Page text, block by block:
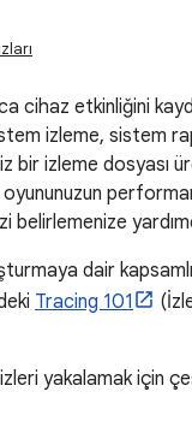
cihaz etkinliğini
izleme, sistem
bir izleme dosyası
oyununuzun
belirlemenize
dair
Tracing 101
yakalamak için